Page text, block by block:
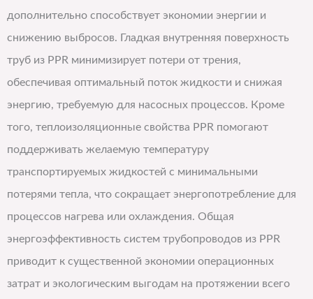
дополнительно способствует экономии энергии и
снижению выбросов. Гладкая внутренняя поверхность
труб из PPR минимизирует потери от трения,
обеспечивая оптимальный поток жидкости и снижая
энергию, требуемую для насосных процессов. Кроме
того, теплоизоляционные свойства PPR помогают
поддерживать желаемую температуру
транспортируемых жидкостей с минимальными
потерями тепла, что сокращает энергопотребление для
процессов нагрева или охлаждения. Общая
энергоэффективность систем трубопроводов из PPR
приводит к существенной экономии операционных
затрат и экологическим выгодам на протяжении всего